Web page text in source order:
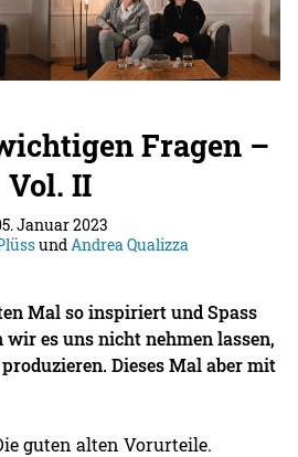
Fragen –
Vol. II
Januar 2023
undAndrea Qualizza
Mal so inspiriert und Spass
es uns nicht nehmen lassen,
Dieses Mal aber mit
guten alten Vorurteile.